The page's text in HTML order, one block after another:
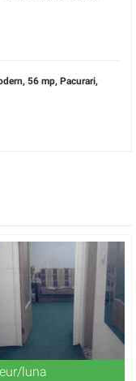
56 mp, Pacurari,
luna